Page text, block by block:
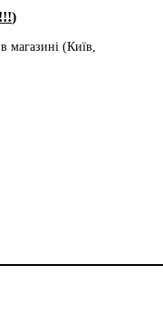
)
магазині (Київ,